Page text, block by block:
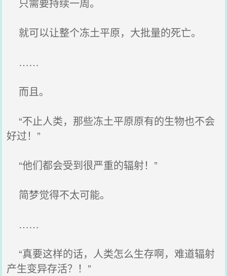
就可以让整个冻土平原，大批量的死亡。
……
而且。
“不止人类，那些冻土平原原有的生物也不会
好过！”
“他们都会受到很严重的辐射！”
简梦觉得不太可能。
……
“真要这样的话，人类怎么生存啊，难道辐射
产生变异存活？！”